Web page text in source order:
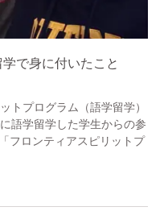
で身に付いたこと
トプログラム（語学留学）
語学留学した学生からの参
フロンティアスピリットプ